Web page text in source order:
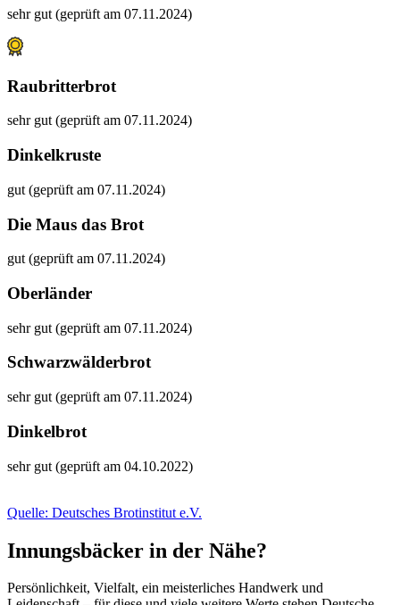
sehr gut (geprüft am 07.11.2024)
Raubritterbrot
sehr gut (geprüft am 07.11.2024)
Dinkelkruste
gut (geprüft am 07.11.2024)
Die Maus das Brot
gut (geprüft am 07.11.2024)
Oberländer
sehr gut (geprüft am 07.11.2024)
Schwarzwälderbrot
sehr gut (geprüft am 07.11.2024)
Dinkelbrot
sehr gut (geprüft am 04.10.2022)
Quelle: Deutsches Brotinstitut e.V.
Innungsbäcker in der Nähe?
Persönlichkeit, Vielfalt, ein meisterliches Handwerk und